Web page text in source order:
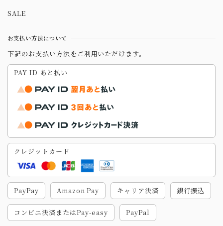
SALE
お支払い方法について
下記のお支払い方法をご利用いただけます。
PAY ID あと払い
クレジットカード
PayPay Amazon Pay キャリア決済 銀行振込
コンビニ決済またはPay-easy PayPal